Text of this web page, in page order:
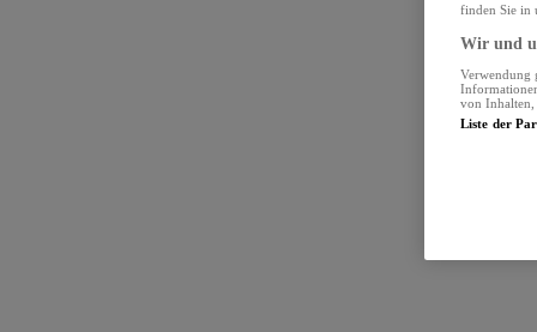
finden Sie in
Wir und
Verwendung
von Inhalten,
Liste der